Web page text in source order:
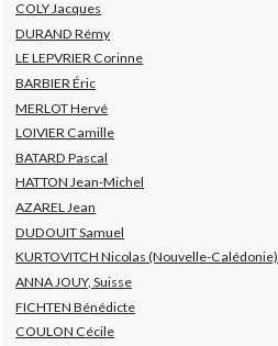
COLY Jacques
DURAND Rémy
LE LEPVRIER Corinne
BARBIER Éric
MERLOT Hervé
LOIVIER Camille
BATARD Pascal
HATTON Jean-Michel
AZAREL Jean
DUDOUIT Samuel
KURTOVITCH Nicolas (Nouvelle-Calédonie)
ANNA JOUY, Suisse
FICHTEN Bénédicte
COULON Cécile